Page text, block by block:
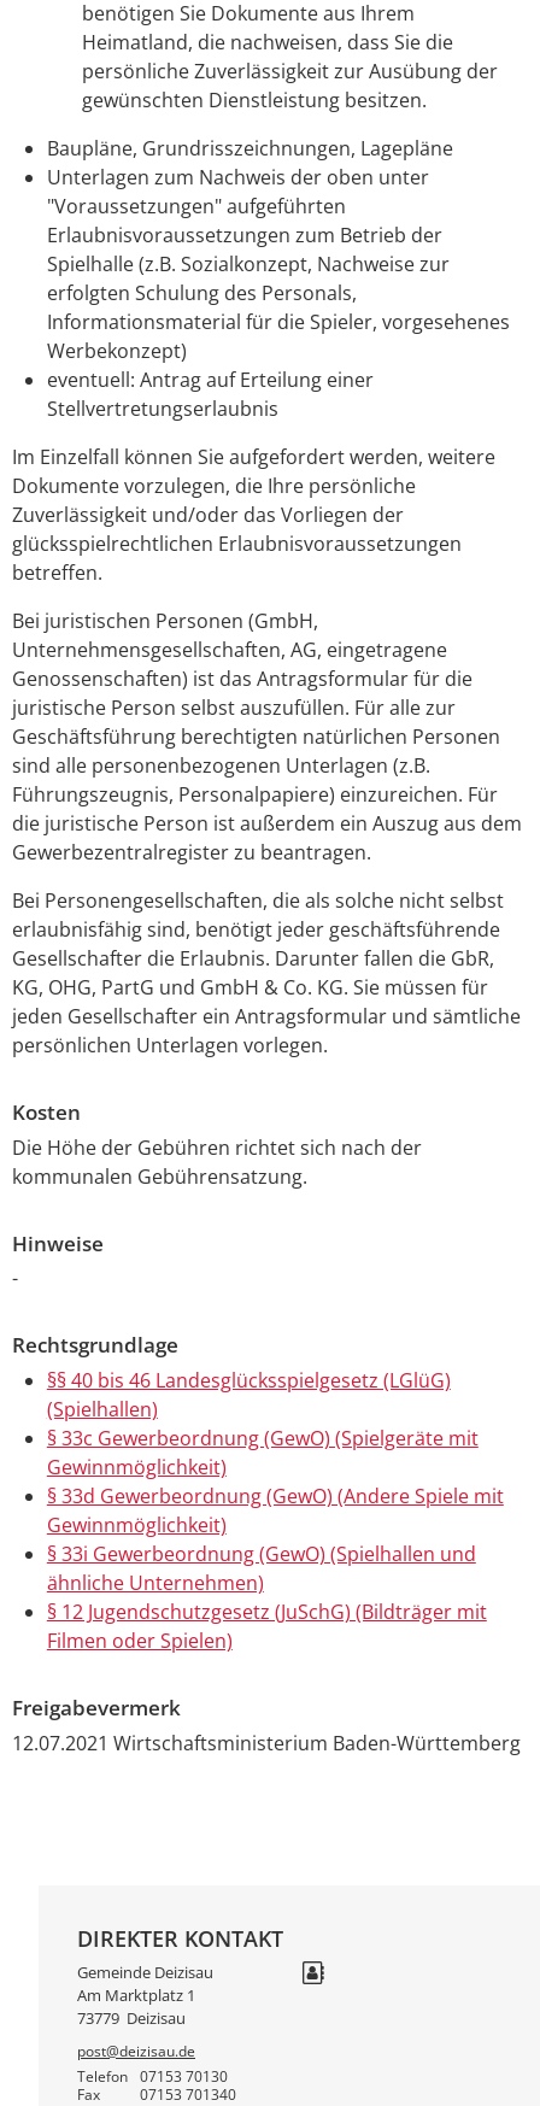
benötigen Sie Dokumente aus Ihrem
Heimatland, die nachweisen, dass Sie die
persönliche Zuverlässigkeit zur Ausübung der
gewünschten Dienstleistung besitzen.
Baupläne, Grundrisszeichnungen, Lagepläne
Unterlagen zum Nachweis der oben unter
"Voraussetzungen" aufgeführten
Erlaubnisvoraussetzungen zum Betrieb der
Spielhalle (z.B. Sozialkonzept, Nachweise zur
erfolgten Schulung des Personals,
Informationsmaterial für die Spieler, vorgesehenes
Werbekonzept)
eventuell: Antrag auf Erteilung einer
Stellvertretungserlaubnis
Im Einzelfall können Sie aufgefordert werden, weitere
Dokumente vorzulegen, die Ihre persönliche
Zuverlässigkeit und/oder das Vorliegen der
glücksspielrechtlichen Erlaubnisvoraussetzungen
betreffen.
Bei juristischen Personen (GmbH,
Unternehmensgesellschaften, AG, eingetragene
Genossenschaften) ist das Antragsformular für die
juristische Person selbst auszufüllen. Für alle zur
Geschäftsführung berechtigten natürlichen Personen
sind alle personenbezogenen Unterlagen (z.B.
Führungszeugnis, Personalpapiere) einzureichen. Für
die juristische Person ist außerdem ein Auszug aus dem
Gewerbezentralregister zu beantragen.
Bei Personengesellschaften, die als solche nicht selbst
erlaubnisfähig sind, benötigt jeder geschäftsführende
Gesellschafter die Erlaubnis. Darunter fallen die GbR,
KG, OHG, PartG und GmbH & Co. KG. Sie müssen für
jeden Gesellschafter ein Antragsformular und sämtliche
persönlichen Unterlagen vorlegen.
Kosten
Die Höhe der Gebühren richtet sich nach der
kommunalen Gebührensatzung.
Hinweise
-
Rechtsgrundlage
§§ 40 bis 46 Landesglücksspielgesetz (LGlüG)
(Spielhallen)
§ 33c Gewerbeordnung (GewO) (Spielgeräte mit
Gewinnmöglichkeit)
§ 33d Gewerbeordnung (GewO) (Andere Spiele mit
Gewinnmöglichkeit)
§ 33i Gewerbeordnung (GewO) (Spielhallen und
ähnliche Unternehmen)
§ 12 Jugendschutzgesetz (JuSchG) (Bildträger mit
Filmen oder Spielen)
Freigabevermerk
12.07.2021 Wirtschaftsministerium Baden-Württemberg
DIREKTER KONTAKT
Gemeinde Deizisau
Am Marktplatz 1
73779 Deizisau
post@deizisau.de
Telefon
07153 70130
Fax 07153 701340